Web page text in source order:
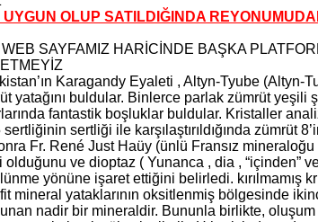
OLUP SATILDIĞINDA
SAYFAMIZ HARİCİNDE BAŞKA
Karagandy Eyaleti , Altyn-Tyube (Altyn-
yatağını buldular. Binlerce parlak zümrüt yeşili
fantastik boşluklar buldular. Kristaller
sertliği ile karşılaştırıldığında zümrüt
Fr. René Just Haüy (ünlü Fransız
ve dioptaz ( Yunanca , dia , “içinden”
yönüne işaret ettiğini belirledi. kırılmamış
mineral yataklarının oksitlenmiş bölgesinde
nadir bir mineraldir. Bununla birlikte, oluşum